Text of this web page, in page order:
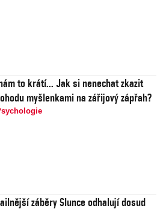
to krátí... Jak si nenechat zkazit
myšlenkami na zářijový zápřah?
záběry Slunce odhalují dosud